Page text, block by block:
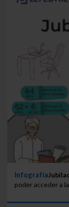
Infografía
poder acceder a